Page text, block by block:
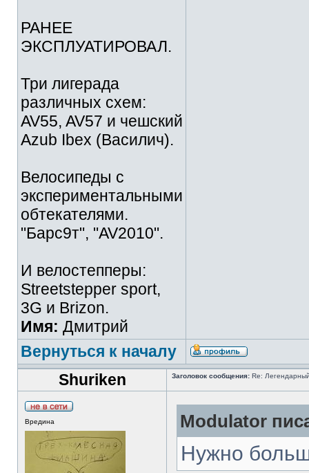
РАНЕЕ
ЭКСПЛУАТИРОВАЛ.
Три лигерада
различных схем:
AV55, AV57 и чешский
Azub Ibex (Василич).
Велосипеды с
экспериментальными
обтекателями.
"Барс9т", "AV2010".
И велостепперы:
Streetstepper sport,
3G и Brizon.
Имя: Дмитрий
Вернуться к началу
Shuriken
Заголовок сообщения: Re:
Вредина Modulator
Нужно